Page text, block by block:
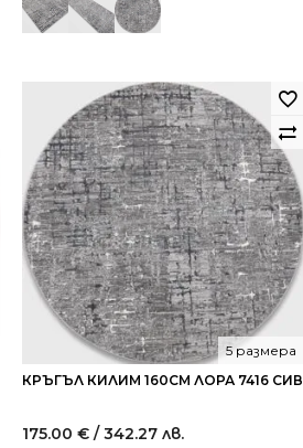
КРЪГЪЛ КИЛИМ 160СМ ЛОРА 7416 СИВ
5 размера
175.00 € / 342.27 лв.